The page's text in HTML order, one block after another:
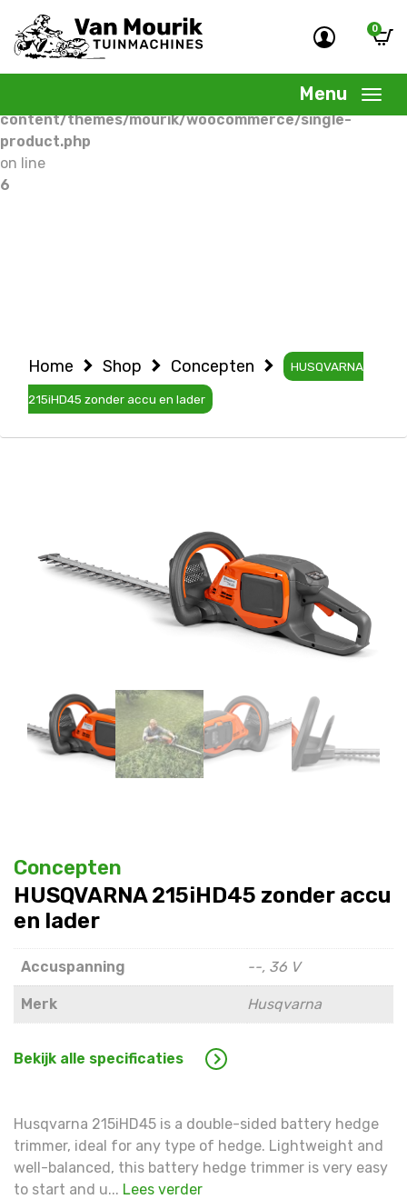
Warning
: Undefined variable $woocommercepage in
/home/allermedia/domains/vanmourik-
content/themes/mourik/woocommerce/single-
product.php
on line
6
0
Menu
Home Shop Concepten HUSQVARNA
215iHD45 zonder accu en lader
Concepten
HUSQVARNA 215iHD45 zonder accu
en lader
Accuspanning --, 36 V
Merk Husqvarna
Bekijk alle specificaties
Husqvarna 215iHD45 is a double-sided battery hedge
trimmer, ideal for any type of hedge. Lightweight and
well-balanced, this battery hedge trimmer is very easy
to start and u... Lees verder